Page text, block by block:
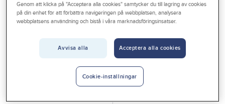
Outlet
Gelia Produkter Gelia El
Centraler och säkringar
Säkringsmateriel
SCHNEIDER
Dörr för
normkapsling,
Genom att klicka på "Acceptera alla cookies" samtycker du till lagring av cookies
på din enhet för att förbättra navigeringen på webbplatsen, analysera
webbplatsens användning och bistå i våra marknadsföringsinsatser.
Avvisa alla Acceptera alla cookies
Cookie-inställningar